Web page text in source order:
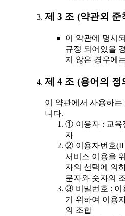
제 3 조 (약관외 준
이 약관에 명시
규정 되어있을
지 않은 경우에
제 4 조 (용어의 정
이 약관에서 사용하
니다.
① 이용자 : 교육
자
② 이용자번호
서비스 이용을
자의 선택에 의
문자와 숫자의
③ 비밀번호 : 이
기 위하여 이용
의 조합